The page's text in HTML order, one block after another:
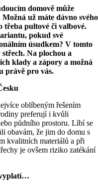
domově může
už máte dávno svého
třeba pultové či valbové.
pokud své
úsudkem? V tomto
Na plochou a
klady a zápory a možná
právě pro vás.
oblíbeným řešením
preferují i kvůli
půdního prostoru. Líbí se
obavám, že jim do domu s
kvalitních materiálů a při
je ovšem riziko zatékání
vyplatí…